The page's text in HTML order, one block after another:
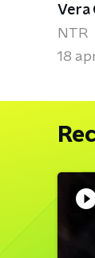
Vera
NTR
18